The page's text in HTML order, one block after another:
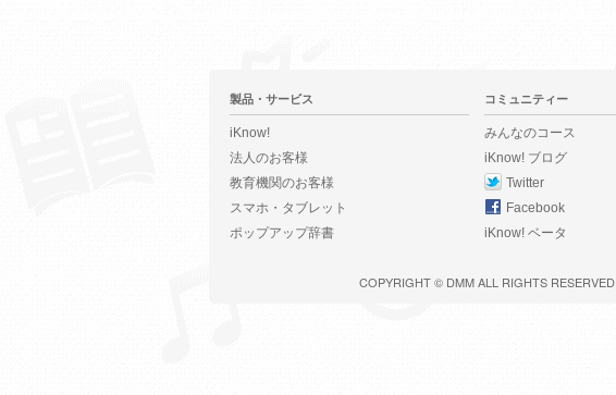
製品・サービス
iKnow!
法人のお客様
教育機関のお客様
スマホ・タブレット
ポップアップ辞書
コミュニティー
みんなのコース
iKnow! ブログ
Twitter
Facebook
iKnow! ベータ
COPYRIGHT © DMMALL RIGHTS RESERVED